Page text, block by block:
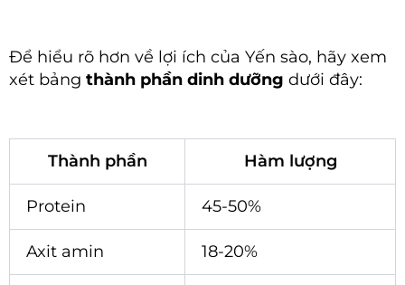
Để hiểu rõ hơn về lợi ích của Yến sào, hãy xem
xét bảng thành phần dinh dưỡng dưới đây:
Thành phần Hàm lượng
Protein 45-50%
Axit amin 18-20%